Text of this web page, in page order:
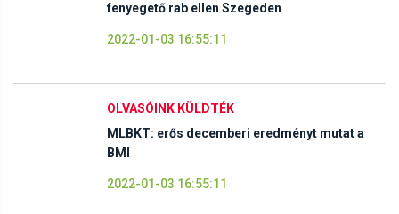
fenyegető rab ellen Szegeden
2022-01-03 16:55:11
OLVASÓINK KÜLDTÉK
MLBKT: erős decemberi eredményt mutat a
BMI
2022-01-03 16:55:11